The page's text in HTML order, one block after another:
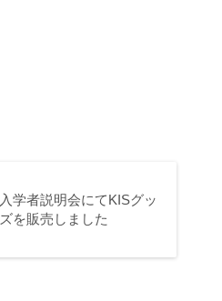
入学者説明会にてKISグッ
ズを販売しました